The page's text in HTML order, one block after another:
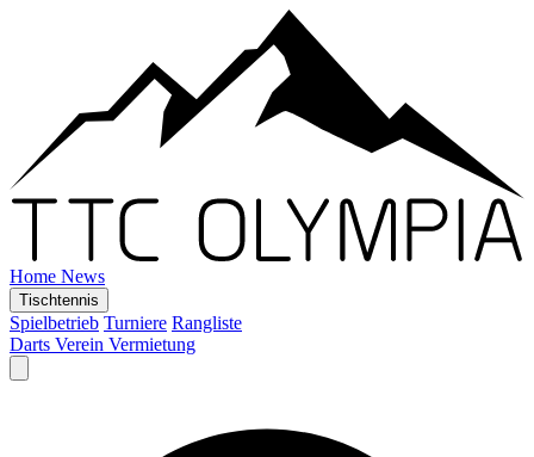
Home News
Tischtennis
Spielbetrieb Turniere Rangliste
Darts Verein Vermietung